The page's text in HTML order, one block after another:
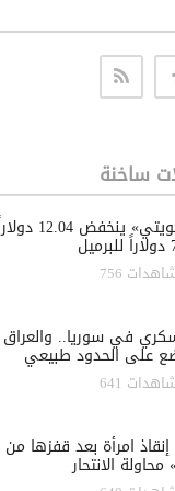
ساخنة
«النفط الكويتي» ينخفض
756
في سوريا.. والعراق
على الحدود طبيعي
641
إنقاذ امرأة بعد قفزها من
الانتحار